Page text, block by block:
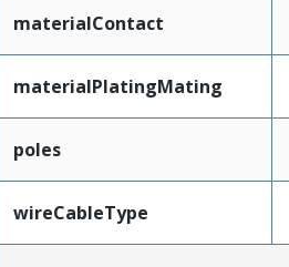
materialContact
materialPlatingMating
poles
wireCableType